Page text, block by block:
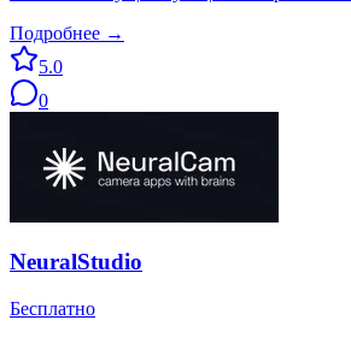
Подробнее →
5.0
0
NeuralStudio
Бесплатно